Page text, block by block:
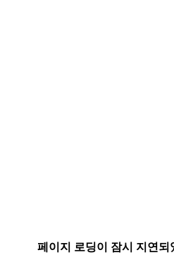
페이지 로딩이 잠시 지연